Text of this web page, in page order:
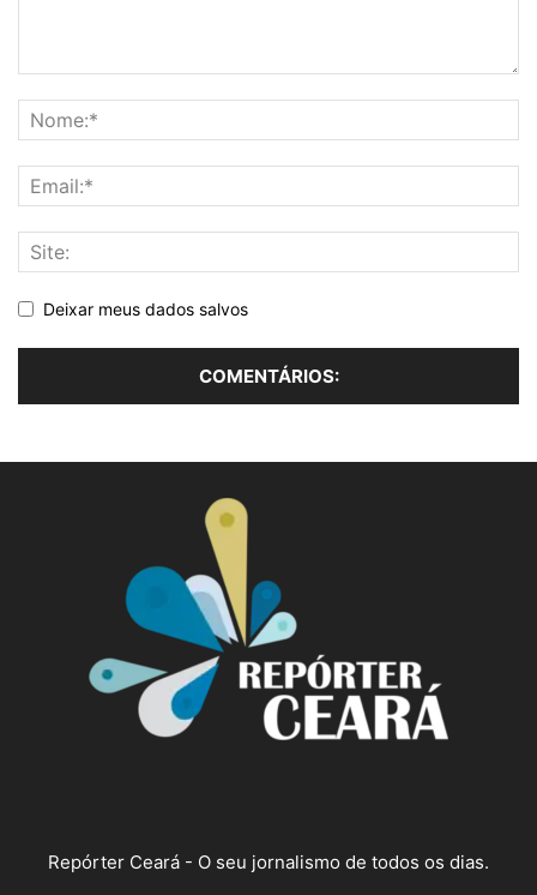
Deixar meus dados salvos
Repórter Ceará - O seu jornalismo de todos os dias.